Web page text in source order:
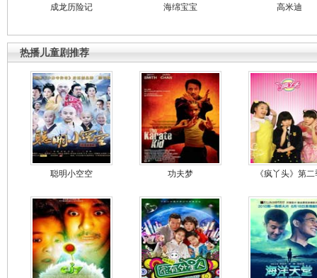
成龙历险记 海绵宝宝 高米迪
热播儿童剧推荐
聪明小空空 功夫梦 《疯丫头》第二